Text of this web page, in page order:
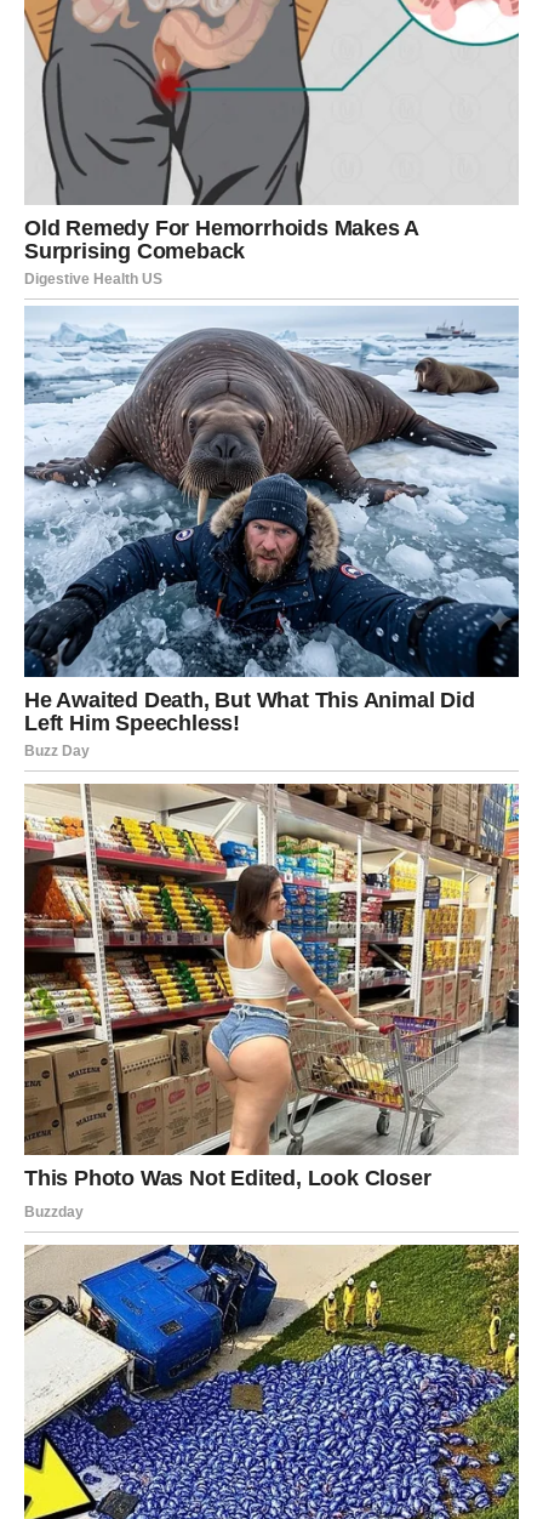
Alicia Sanders, Avaina baka, uputila je snažan apel roditeljima
da podučavaju svoju djecu saosjećanju i poštovanju prema
drugima. Naglasila je kako je važno učiti djecu da ne povređuju
jedni druge riječima ili postupcima, jer ti mali postupci mogu
ostaviti dugotrajan emocionalni trag. Ava je bila dijete koje je
drugim ljudima donosila ljubaznost i toplinu, ali njezina
unutrašnja borba bila je nešto što nije mogla podijeliti sa
svijetom oko sebe.
Škola koju je Ava pohađala odmah je reagirala postavljanjem
savjetnika i obvezom da će ubuduće strože pratiti i provoditi
pravila protiv nasilja. No, unatoč tim mjerama, obitelj i svi koji
su je voljeli znaju da nijedna naknadna mjera neće vratiti
djevojčicu koja je bila previše ranjena da bi sama pronašla
izlaz iz svoje patnje.
Ova tragična priča nas podsjeća koliko je važno reagirati na
vrijeme, slušati djecu i pružiti im potrebnu podršku. Djeca
često skrivaju svoju bol, vjerujući da će biti shvaćena tek kad